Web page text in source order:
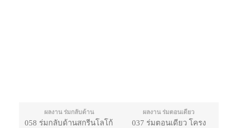
ผลงาน ร่มกลับด้าน
058 ร่มกลับด้านสกรีนโลโก้
ผลงาน ร่มตอนเดียว
037 ร่มตอนเดียว โครง